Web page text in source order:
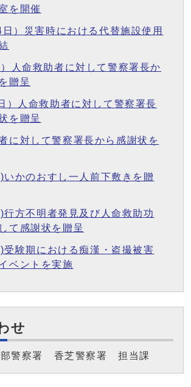
を開催
日）災害時における代替施設使用
）人命救助者に対して警察署長か
贈呈
）人命救助者に対して警察署長
を贈呈
に対して警察署長から感謝状を
いかのおすし一人前下敷きを贈
行方不明者発見及び人命救助功
て感謝状を贈呈
受験期における痴漢・盗撮被害
ベントを実施
せ
部警察署 香芝警察署 担当課